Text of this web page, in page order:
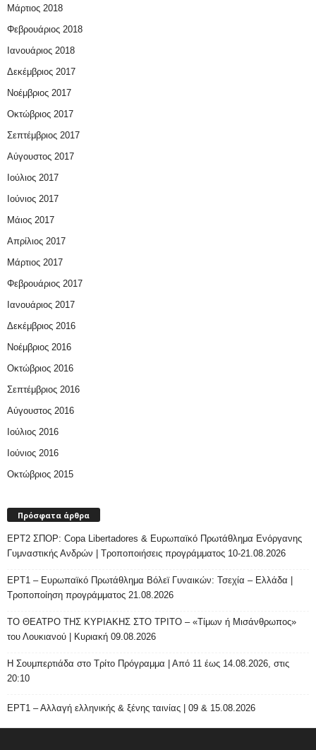
Μάρτιος 2018
Φεβρουάριος 2018
Ιανουάριος 2018
Δεκέμβριος 2017
Νοέμβριος 2017
Οκτώβριος 2017
Σεπτέμβριος 2017
Αύγουστος 2017
Ιούλιος 2017
Ιούνιος 2017
Μάιος 2017
Απρίλιος 2017
Μάρτιος 2017
Φεβρουάριος 2017
Ιανουάριος 2017
Δεκέμβριος 2016
Νοέμβριος 2016
Οκτώβριος 2016
Σεπτέμβριος 2016
Αύγουστος 2016
Ιούλιος 2016
Ιούνιος 2016
Οκτώβριος 2015
Πρόσφατα άρθρα
ΕΡΤ2 ΣΠΟΡ: Copa Libertadores & Ευρωπαϊκό Πρωτάθλημα Ενόργανης
Γυμναστικής Ανδρών | Τροποποιήσεις προγράμματος 10-21.08.2026
ΕΡΤ1 – Ευρωπαϊκό Πρωτάθλημα Βόλεϊ Γυναικών: Τσεχία – Ελλάδα |
Τροποποίηση προγράμματος 21.08.2026
ΤΟ ΘΕΑΤΡΟ ΤΗΣ ΚΥΡΙΑΚΗΣ ΣΤΟ ΤΡΙΤΟ – «Τίμων ή Μισάνθρωπος»
του Λουκιανού | Κυριακή 09.08.2026
H Σουμπερτιάδα στο Τρίτο Πρόγραμμα | Από 11 έως 14.08.2026, στις
20:10
ΕΡΤ1 – Αλλαγή ελληνικής & ξένης ταινίας | 09 & 15.08.2026